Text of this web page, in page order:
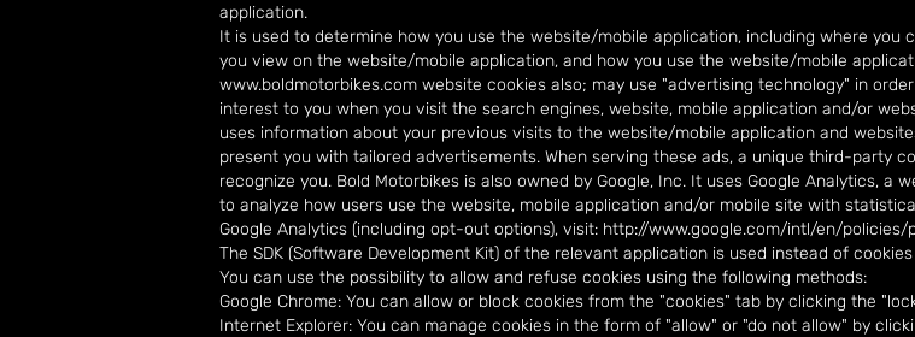
application.
It is used to determine how you use the website/mobile application, including where
you view on the website/mobile application, and how you use the website/mobile
www.boldmotorbikes.com website cookies also; may use "advertising technology" in
interest to you when you visit the search engines, website, mobile application and/or
uses information about your previous visits to the website/mobile application and
present you with tailored advertisements. When serving these ads, a unique third-party
recognize you. Bold Motorbikes is also owned by Google, Inc. It uses Google Analytics, a
to analyze how users use the website, mobile application and/or mobile site with
Google Analytics (including opt-out options), visit: http://www.google.com/intl/en/
The SDK (Software Development Kit) of the relevant application is used instead of
You can use the possibility to allow and refuse cookies using the following methods:
Google Chrome: You can allow or block cookies from the "cookies" tab by clicking the
Internet Explorer: You can manage cookies in the form of "allow" or "do not allow" by